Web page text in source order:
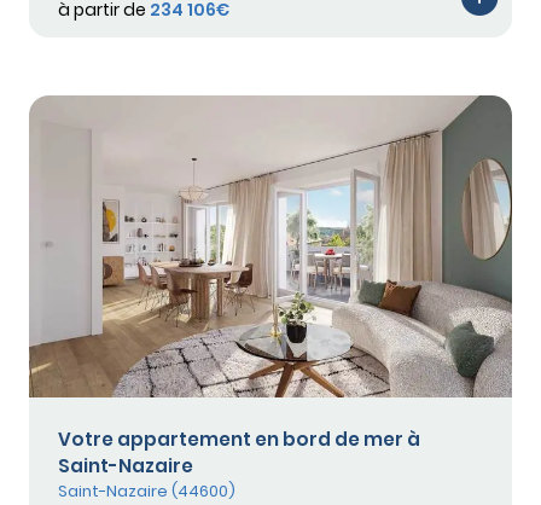
à partir de 234 106€
Votre appartement en bord de mer à
Saint-Nazaire
Saint-Nazaire (44600)